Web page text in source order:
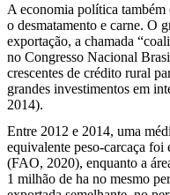
A economia política
o desmatamento e carne. O
exportação, a chamada
no Congresso Nacional
crescentes de crédito rural
grandes investimentos em
2014).
Entre 2012 e 2014, uma
equivalente peso-carcaça foi
(FAO, 2020), enquanto a
1 milhão de ha no mesmo